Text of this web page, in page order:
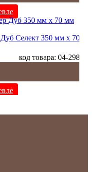
Селект 350 мм х 70
код товара: 04-298